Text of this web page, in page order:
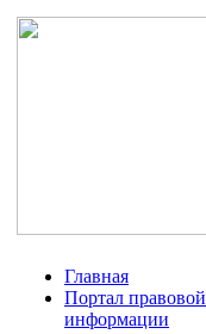
Главная
Портал правовой
информации